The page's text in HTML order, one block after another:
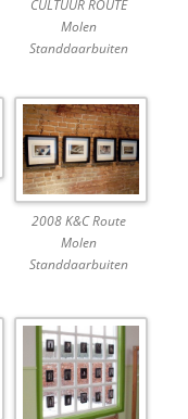
CULTUUR ROUTE
Molen
Standdaarbuiten
2008 K&C Route
Molen
Standdaarbuiten